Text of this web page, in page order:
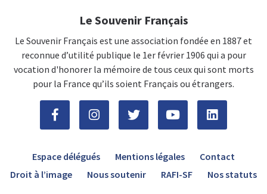
Le Souvenir Français
Le Souvenir Français est une association fondée en 1887 et
reconnue d’utilité publique le 1er février 1906 qui a pour
vocation d'honorer la mémoire de tous ceux qui sont morts
pour la France qu’ils soient Français ou étrangers.
Espace délégués Mentions légales
Contact
Droit à l’image
Nous soutenir RAFI-SF Nos statuts